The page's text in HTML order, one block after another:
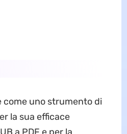
come uno strumento di
la sua efficace